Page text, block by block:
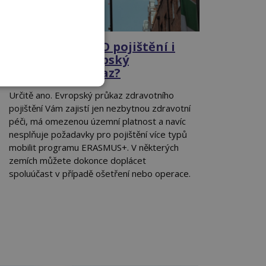
Potřebuji ERAPO pojištění i
když mám Evropský
zdravotní průkaz?
Určitě ano. Evropský průkaz zdravotního
pojištění Vám zajistí jen nezbytnou zdravotní
péči, má omezenou územní platnost a navíc
nesplňuje požadavky pro pojištění více typů
mobilit programu ERASMUS+. V některých
zemích můžete dokonce doplácet
spoluúčast v případě ošetření nebo operace.